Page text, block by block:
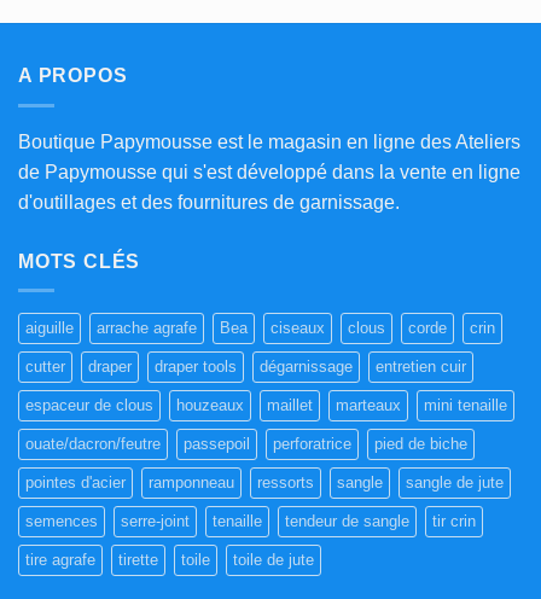
A PROPOS
Boutique Papymousse est le magasin en ligne des Ateliers
de Papymousse qui s'est développé dans la vente en ligne
d'outillages et des fournitures de garnissage.
MOTS CLÉS
aiguille arrache agrafe Bea ciseaux clous corde crin
cutter draper draper tools dégarnissage entretien cuir
espaceur de clous houzeaux maillet marteaux mini tenaille
ouate/dacron/feutre passepoil perforatrice pied de biche
pointes d'acier ramponneau ressorts sangle sangle de jute
semences serre-joint tenaille tendeur de sangle tir crin
tire agrafe tirette toile toile de jute